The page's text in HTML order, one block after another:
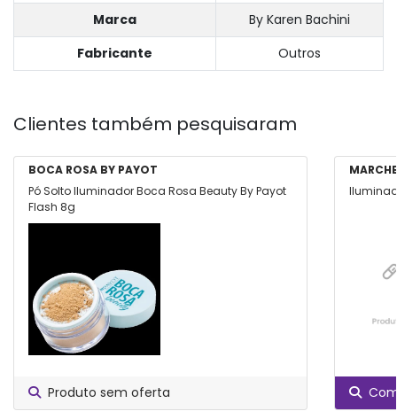
Marca
By Karen Bachini
Fabricante
Outros
Clientes também pesquisaram
BOCA ROSA BY PAYOT
Pó Solto Iluminador Boca Rosa Beauty By Payot
Flash 8g
Produto sem oferta